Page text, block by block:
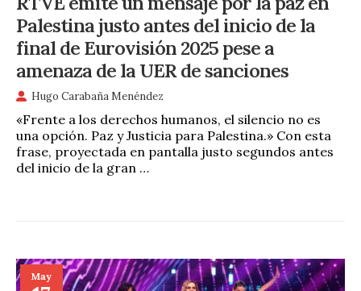
Palestina justo antes del inicio de la
final de Eurovisión 2025 pese a
amenaza de la UER de sanciones
Hugo Carabaña Menéndez
«Frente a los derechos humanos, el silencio no es
una opción. Paz y Justicia para Palestina.» Con esta
frase, proyectada en pantalla justo segundos antes
del inicio de la gran …
May